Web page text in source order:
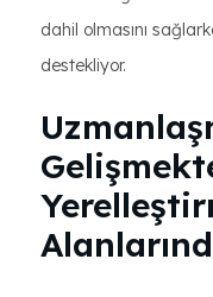
dahil olmasını
destekliyor.